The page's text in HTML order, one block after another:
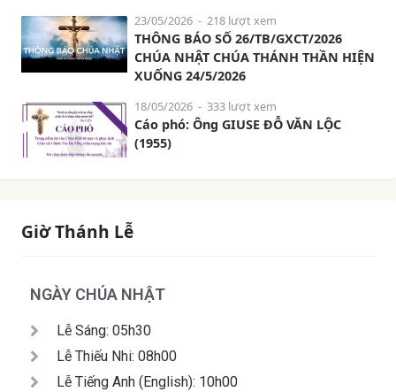
23/05/2026 - 218 lượt xem
THÔNG BÁO SỐ 26/TB/GXCT/2026
CHÚA NHẬT CHÚA THÁNH THẦN HIỆN
XUỐNG 24/5/2026
18/05/2026 - 333 lượt xem
Cáo phó: Ông GIUSE ĐỖ VĂN LỘC
(1955)
Giờ Thánh Lễ
NGÀY CHÚA NHẬT
Lễ Sáng: 05h30
Lễ Thiếu Nhi: 08h00
Lễ Tiếng Anh (English): 10h00